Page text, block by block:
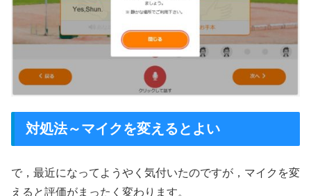
対処法～マイクを変えるとよい
で，最近になってようやく気付いたのですが，マイクを変
えると評価がまったく変わります。